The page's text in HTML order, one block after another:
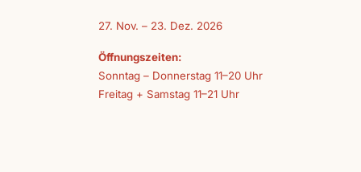
27. Nov. – 23. Dez. 2026
Öffnungszeiten:
Sonntag – Donnerstag 11–20 Uhr
Freitag + Samstag 11–21 Uhr